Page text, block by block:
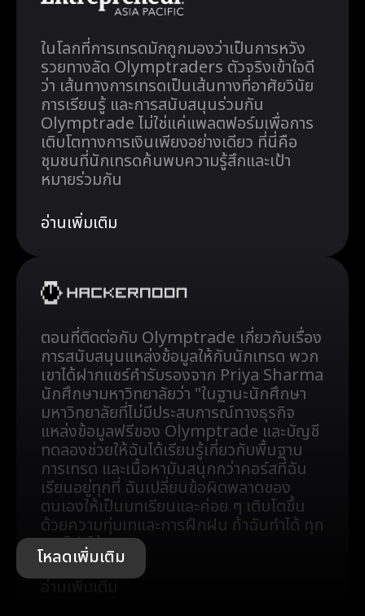
ในโลกที่การเทรดมักถูกมองว่าเป็นการหวัง
รวยทางลัด Olymptraders ตัวจริงเข้าใจดี
ว่า เส้นทางการเทรดเป็นเส้นทางที่อาศัยวินัย
การเรียนรู้ และการสนับสนุนร่วมกัน
Olymptrade ไม่ใช่แค่แพลตฟอร์มเพื่อการ
เติบโตทางการเงินเพียงอย่างเดียว ที่นี่คือ
ชุมชนที่นักเทรดค้นพบความรู้สึกและเป้า
หมายร่วมกัน
อ่านเพิ่มเติม
ตอนที่ติดต่อกับ Olymptrade เกี่ยวกับเรื่อง
การสนับสนุนแหล่งข้อมูลให้กับนักเทรด พวก
เขาได้ฝากแชร์คำรับรองจาก Priya Sharma
นักศึกษามหาวิทยาลัยว่า "ในฐานะนักศึกษา
มหาวิทยาลัยที่ไม่มีประสบการณ์ทางธุรกิจ
แหล่งข้อมูลฟรีของ Olymptrade และบัญชี
ทดลองช่วยให้ฉันได้เรียนรู้เกี่ยวกับพื้นฐาน
การเทรด และเนื้อหามันสนุกกว่าคอร์สที่ฉัน
เรียนอยู่ทุกที่ ฉันเปลี่ยนข้อผิดพลาดของ
ตนเองให้เป็นบทเรียนและค่อย ๆ เติบโตขึ้น
ด้วยความทุ่มเทและการฝึกฝน ถ้าฉันทำได้ ทุก
คนก็ทำได้"
อ่านเพิ่มเติม
โหลดเพิ่มเติม